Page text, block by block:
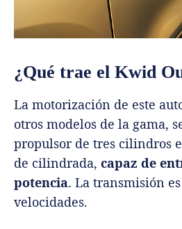
¿Qué trae el Kwid
La motorización de este
otros modelos de la gama,
propulsor de tres cilindros
de cilindrada, capaz de
potencia. La transmisión
velocidades.